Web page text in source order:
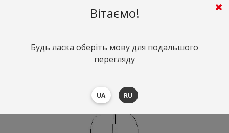
грн.($18.4)
Вітаємо!
Будь ласка оберіть мову для подальшого
перегляду
UA RU